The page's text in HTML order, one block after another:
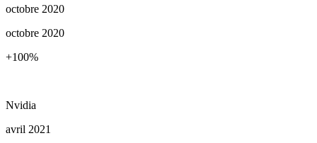
octobre 2020
octobre 2020
+100%
Nvidia
avril 2021